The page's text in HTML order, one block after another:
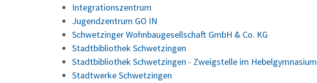
Integrationszentrum
Jugendzentrum GO IN
Schwetzinger Wohnbaugesellschaft GmbH & Co. KG
Stadtbibliothek Schwetzingen
Stadtbibliothek Schwetzingen - Zweigstelle im Hebelgymnasium
Stadtwerke Schwetzingen